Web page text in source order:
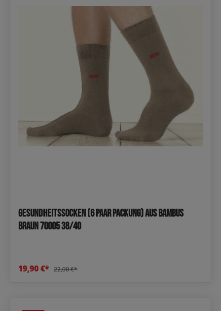
Gesundheitssocken (6 Paar Packung) aus Bambus
Braun 70005 38/40
19,90 €* 22,00 €*